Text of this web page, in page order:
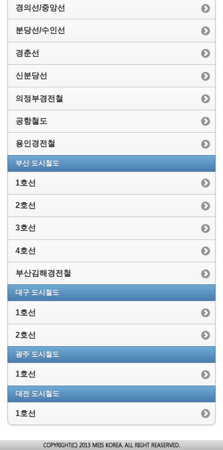
경의선/중앙선
분당선/수인선
경춘선
신분당선
의정부경전철
공항철도
용인경전철
부산 도시철도
1호선
2호선
3호선
4호선
부산김해경전철
대구 도시철도
1호선
2호선
광주 도시철도
1호선
대전 도시철도
1호선